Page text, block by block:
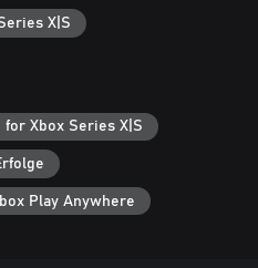
ist eine spannende und
du ein
X|S
for Xbox Series X|S
Play Anywhere